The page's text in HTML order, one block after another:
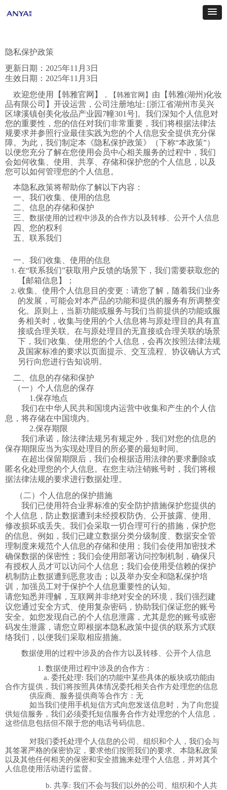
隐私保护政策
更新日期： 2025年11 月 3日
生效日期： 2025年11 月 3日
欢迎您使用【韩雅官网】
，【韩雅官网 】 由【韩雅(湖州)化妆
品有限公司】 开设运营，公司注册地址: [浙江省湖州市吴兴
区埭溪镇创美化妆品产业园 7幢301号]。我们深知个人信息对
您的重要性，您的信任对我们非常重要，我们将根据法律法
规要求并参照行业最佳实践为您的个人信息安全提供充分保
障。为此，我们制定本《隐私保护政策》（下称“本政策”）
以便您充分了解在您使用会员中心相关服务的过程中，我们
会如何收集、使用、共享、存储和保护您的个人信息，以及
您可以如何管理您的个人信息。
本隐私政策将帮助你了解以下内容：
一、 我们收集、使用的信息
二、 信息的存储和保护
三、 数据使用的过程中涉及的合作方以及转移、公开个人信息
四、您的权利
五、联系我们
一、 我们收集、 使用的信息
在“联系我们”获取用户反馈的场景下，我们需要获取您的
【邮箱信息】；
收集、使用个人信息目的变更：请您了解，随着我们业务
的发展，可能会对本产品的功能和提供的服务有所调整变
化。原则上，当新功能或服务与我们当前提供的功能或服
务相关时，收集与使用的个人信息将与原处理目的具有直
接或合理关联。在与原处理目的无直接或合理关联的场景
下，我们收集、使用您的个人信息，会再次按照法律法规
及国家标准的要求以页面提示、交互流程、协议确认方式
另行向您进行告知说明。
二、信息的存储和保护
（一）个人信息的保存
1.保存地点
我们在中华人民共和国境内运营中收集和产生的个人信
息，将存储在中国境内。
2.保存期限
我们承诺，除法律法规另有规定外， 我们对您的信息的
保存期限应当为实现处理目的所必要的最短时间。
在超出保留期限后，我们会根据适用法律的要求删除或
匿名化处理您的个人信息。在您主动注销账号时，我们将根
据法律法规的要求进行数据处理。
（二）个人信息的保护措施
我们已使用符合业界标准的安全防护措施保护您提供的
个人信息，防止数据遭到未经授权防伪、公开披露、使用、
修改损坏或丢失。我们会采取一切合理可行的措施，保护您
的信息。例如，我们已建立数据分类分级制度、数据安全管
理制度来规范个人信息的存储和使用；我们会使用加密技术
确保数据的保密性；我们会使用部署访问控制机制，确保只
有授权人员才可以访问个人信息；我们会使用受信赖的保护
机制防止数据遭到恶意攻击；以及举办安全和隐私保护培
训，加强员工对于保护个人信息重要性的认知。
请您知悉并理解，互联网并非绝对安全的环境，我们强烈建
议您通过安全方式、使用复杂密码，协助我们保证您的账号
安全。如您发现自己的个人信息泄露，尤其是您的账号或密
码发生泄露，请您立即根据本隐私政策中提供的联系方式联
络我们，以便我们采取相应措施。
数据使用的过程中涉及的合作方以及转移、公开个人信息
1. 数据使用过程中涉及的合作方：
a. 委托处理: 我们的功能中某些具体的板块或功能由
合作方提供，我们将按照具体情况委托相关合作方处理您的信息
供应商、服务提供商等合作方： 无
如当我们使用手机短信方式向您发送信息时，为了向您提
供短信服务，我们必须委托短信服务合作方处理您的个人信息，
这些信息包括但不限于您的电话号码信息。
对我们委托处理个人信息的公司、组织和个人，我们会与
其签署严格的保密协定，要求他们按照我们的要求、本隐私政策
以及其他任何相关的保密和安全措施来处理个人信息， 并对其个
人信息使用活动进行监督。
b. 共享: 我们不会与我们以外的公司、组织和个人共